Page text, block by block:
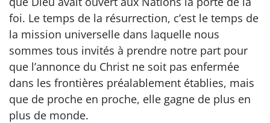
foi. Le temps de la résurrection, c’est le temps de
la mission universelle dans laquelle nous
sommes tous invités à prendre notre part pour
que l’annonce du Christ ne soit pas enfermée
dans les frontières préalablement établies, mais
que de proche en proche, elle gagne de plus en
plus de monde.